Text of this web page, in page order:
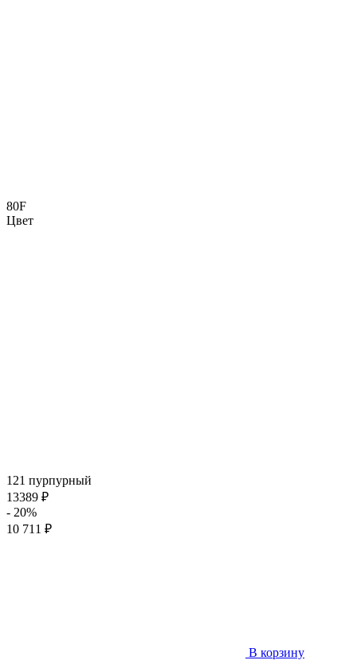
80F
Цвет
121 пурпурный
13389 ₽
- 20%
10 711 ₽
В корзину